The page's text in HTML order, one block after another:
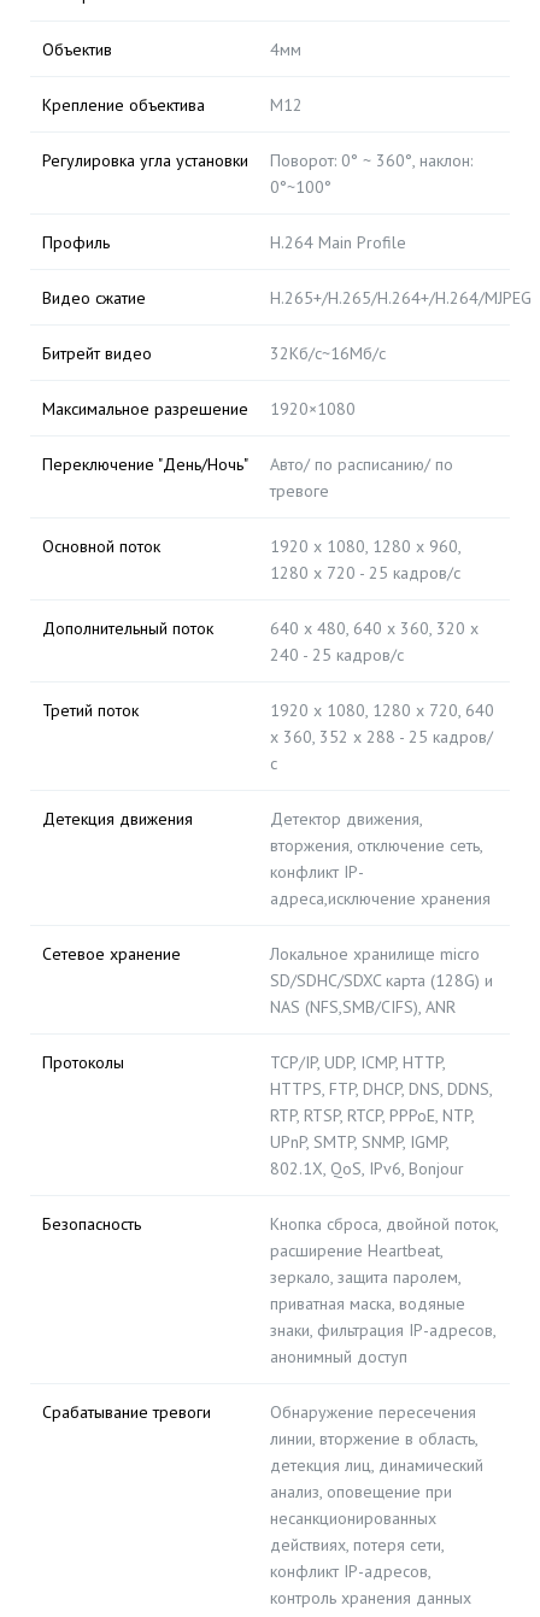
Объектив 4мм
Крепление объектива M12
Регулировка угла установки
Поворот: 0° ~ 360°, наклон:
0°~100°
Профиль H.264 Main Profile
Видео сжатие H.265+/H.265/H.264+/H.264/MJPEG
Битрейт видео 32Кб/с~16Мб/с
Максимальное разрешение 1920×1080
Переключение "День/Ночь"
Авто/ по расписанию/ по
тревоге
Основной поток
1920 x 1080, 1280 x 960,
1280 x 720 - 25 кадров/с
Дополнительный поток
640 х 480, 640 х 360, 320 х
240 - 25 кадров/с
Третий поток
1920 x 1080, 1280 х 720, 640
х 360, 352 х 288 - 25 кадров/
с
Детекция движения
Детектор движения,
вторжения, отключение сеть,
конфликт IP-
адреса,исключение хранения
Сетевое хранение
Локальное хранилище micro
SD/SDHC/SDXC карта (128G) и
NAS (NFS,SMB/CIFS), ANR
Протоколы
TCP/IP, UDP, ICMP, HTTP,
HTTPS, FTP, DHCP, DNS, DDNS,
RTP, RTSP, RTCP, PPPoE, NTP,
UPnP, SMTP, SNMP, IGMP,
802.1X, QoS, IPv6, Bonjour
Безопасность
Кнопка сброса, двойной поток,
расширение Heartbeat,
зеркало, защита паролем,
приватная маска, водяные
знаки, фильтрация IP-адресов,
анонимный доступ
Срабатывание тревоги
Обнаружение пересечения
линии, вторжение в область,
детекция лиц, динамический
анализ, оповещение при
несанкционированных
действиях, потеря сети,
конфликт IP-адресов,
контроль хранения данных